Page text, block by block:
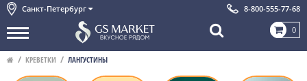
Санкт-Петербург 8-800-555-77-68
0
КРЕВЕТКИ ЛАНГУСТИНЫ